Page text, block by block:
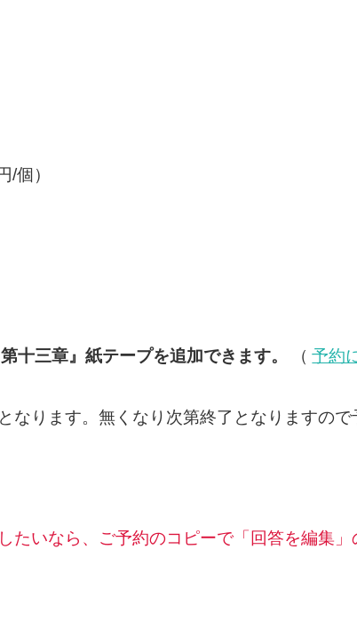
/個）
十三章』紙テープを追加できます。 （ 予約
なります。無くなり次第終了となりますので
たいなら、ご予約のコピーで「回答を編集